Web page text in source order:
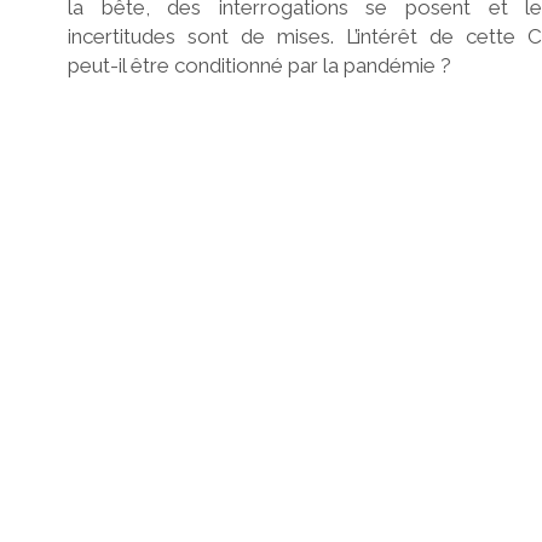
la bête, des interrogations se posent et
incertitudes sont de mises. L’intérêt de cette
peut-il être conditionné par la pandémie ?